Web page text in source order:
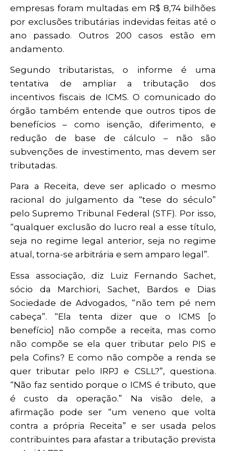
empresas foram multadas em R$ 8,74 bilhões
por exclusões tributárias indevidas feitas até o
ano passado. Outros 200 casos estão em
andamento.
Segundo tributaristas, o informe é uma
tentativa de ampliar a tributação dos
incentivos fiscais de ICMS. O comunicado do
órgão também entende que outros tipos de
benefícios – como isenção, diferimento, e
redução de base de cálculo – não são
subvenções de investimento, mas devem ser
tributadas.
Para a Receita, deve ser aplicado o mesmo
racional do julgamento da “tese do século”
pelo Supremo Tribunal Federal (STF). Por isso,
“qualquer exclusão do lucro real a esse título,
seja no regime legal anterior, seja no regime
atual, torna-se arbitrária e sem amparo legal”.
Essa associação, diz Luiz Fernando Sachet,
sócio da Marchiori, Sachet, Bardos e Dias
Sociedade de Advogados, “não tem pé nem
cabeça”. “Ela tenta dizer que o ICMS [o
benefício] não compõe a receita, mas como
não compõe se ela quer tributar pelo PIS e
pela Cofins? E como não compõe a renda se
quer tributar pelo IRPJ e CSLL?”, questiona.
“Não faz sentido porque o ICMS é tributo, que
é custo da operação.” Na visão dele, a
afirmação pode ser “um veneno que volta
contra a própria Receita” e ser usada pelos
contribuintes para afastar a tributação prevista